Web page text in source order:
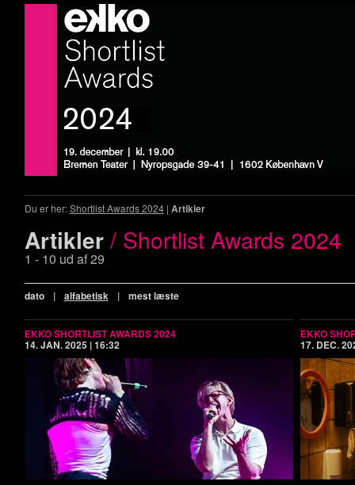
Du er her:Shortlist Awards 2024| Artikler
Artikler / Shortlist Awards 2024
1 - 10 ud af 29
dato | alfabetisk | mest læste
EKKO SHORTLIST AWARDS 2024
14. JAN. 2025 | 16:32
EKKO
17. DEC.